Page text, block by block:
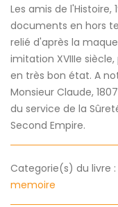
Les amis de l'Histoire,
documents en hors
relié d'après la
imitation XVIIIe
en très bon état. A
Monsieur Claude,
du service de la
Second Empire.
Categorie(s) du livre :
memoire